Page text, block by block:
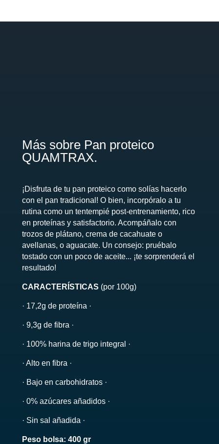
Más sobre Pan proteico
QUAMTRAX.
¡Disfruta de tu pan proteico como solías hacerlo
con el pan tradicional! O bien, incorpóralo a tu
rutina como un tentempié post-entrenamiento, rico
en proteínas y satisfactorio. Acompáñalo con
trozos de plátano, crema de cacahuate o
avellanas, o aguacate. Un consejo: pruébalo
tostado con un poco de aceite... ¡te sorprenderá el
resultado!
CARACTERÍSTICAS (por 100g)
· 17,2g de proteína ·
· 9,3g de fibra ·
· 100% harina de trigo integral ·
· Alto en fibra ·
· Bajo en carbohidratos ·
· 0% azúcares añadidos ·
· Sin sal añadida ·
Peso bolsa: 400 gr